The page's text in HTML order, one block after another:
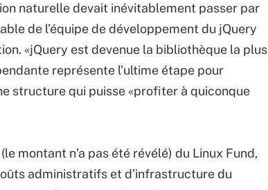
naturelle devait inévitablement passer par
de l’équipe de développement du jQuery
«jQuery est devenue la bibliothèque la plus
représente l’ultime étape pour
structure qui puisse «profiter à quiconque
montant n’a pas été révélé) du Linux Fund,
administratifs et d’infrastructure du